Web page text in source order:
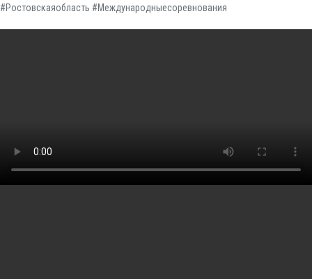
#Ростовскаяобласть #Международныесоревнования